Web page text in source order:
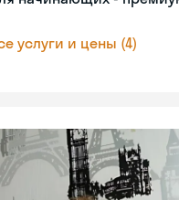
услуги и цены (4)